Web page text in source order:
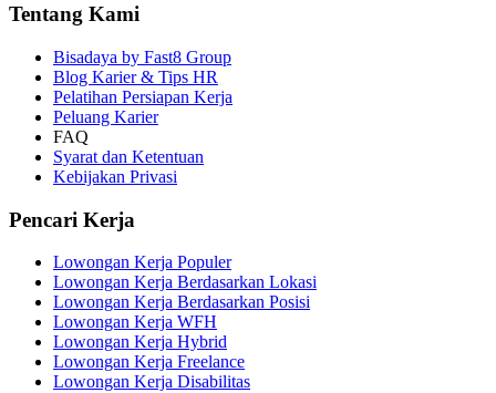
Tentang Kami
Bisadaya by Fast8 Group
Blog Karier & Tips HR
Pelatihan Persiapan Kerja
Peluang Karier
FAQ
Syarat dan Ketentuan
Kebijakan Privasi
Pencari Kerja
Lowongan Kerja Populer
Lowongan Kerja Berdasarkan Lokasi
Lowongan Kerja Berdasarkan Posisi
Lowongan Kerja WFH
Lowongan Kerja Hybrid
Lowongan Kerja Freelance
Lowongan Kerja Disabilitas